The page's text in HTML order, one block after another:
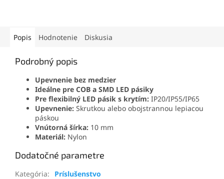
Popis Hodnotenie Diskusia
Podrobný popis
Upevnenie bez medzier
Ideálne pre COB a SMD LED pásiky
Pre flexibilný LED pásik s krytím: IP20/IP55/IP65
Upevnenie: Skrutkou alebo obojstrannou lepiacou
páskou
Vnútorná šírka: 10 mm
Materiál: Nylon
Dodatočné parametre
Kategória: Príslušenstvo